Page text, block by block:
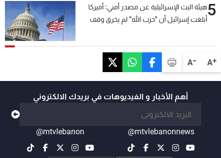
A+
A-
5هيئة البث الإسرائيلية عن مصدر أمني: أميركا
أبلغت إسرائيل أن "حزب الله" لم يخرق وقف
عدم التصعيد خشية أن يؤثر ذلك على مفاوضات
أهم الأخبار و الفيديوهات في بريدك الالكتروني
@mtvlebanonnews
@mtvlebanon